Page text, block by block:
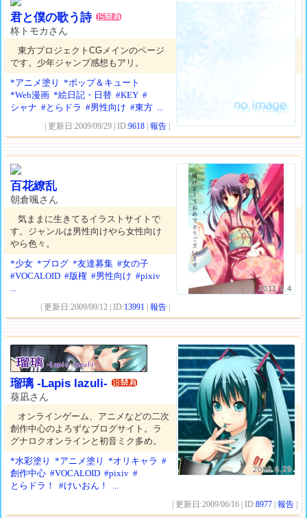
君と僕の歌う詩
柊トモカさん
東方プロジェクトCGメインのページ
です。少年ジャンプ感想もアリ。
*アニメ塗り
*ポップ＆キュート
*Web漫画 *絵日記・日替 #KEY #
シャナ #とらドラ #男性向け #東方 ...
| 更新日:2009/09/29 | ID:9618 |報告
2011.1.4
百花繚乱
朝倉颯さん
気ままに生きてるイラストサイトで
す。ジャンルは男性向けやら女性向け
やら色々。
*少女 *ブログ *友達募集 #女の子
#VOCALOID #版権 #男性向け #pixiv
...
| 更新日:2009/09/12 | ID:13991 |報告
2008.6.29
瑠璃 -Lapis lazuli-
葵凪さん
オンラインゲーム、アニメなどの二次
創作中心のよろずなブログサイト。ラ
グナロクオンラインと初音ミク多め。
*水彩塗り
*アニメ塗り *オリキャラ #
創作中心 #VOCALOID #pixiv #
とらドラ！
#けいおん！ ...
| 更新日:2009/06/16 | ID:8977 |報告